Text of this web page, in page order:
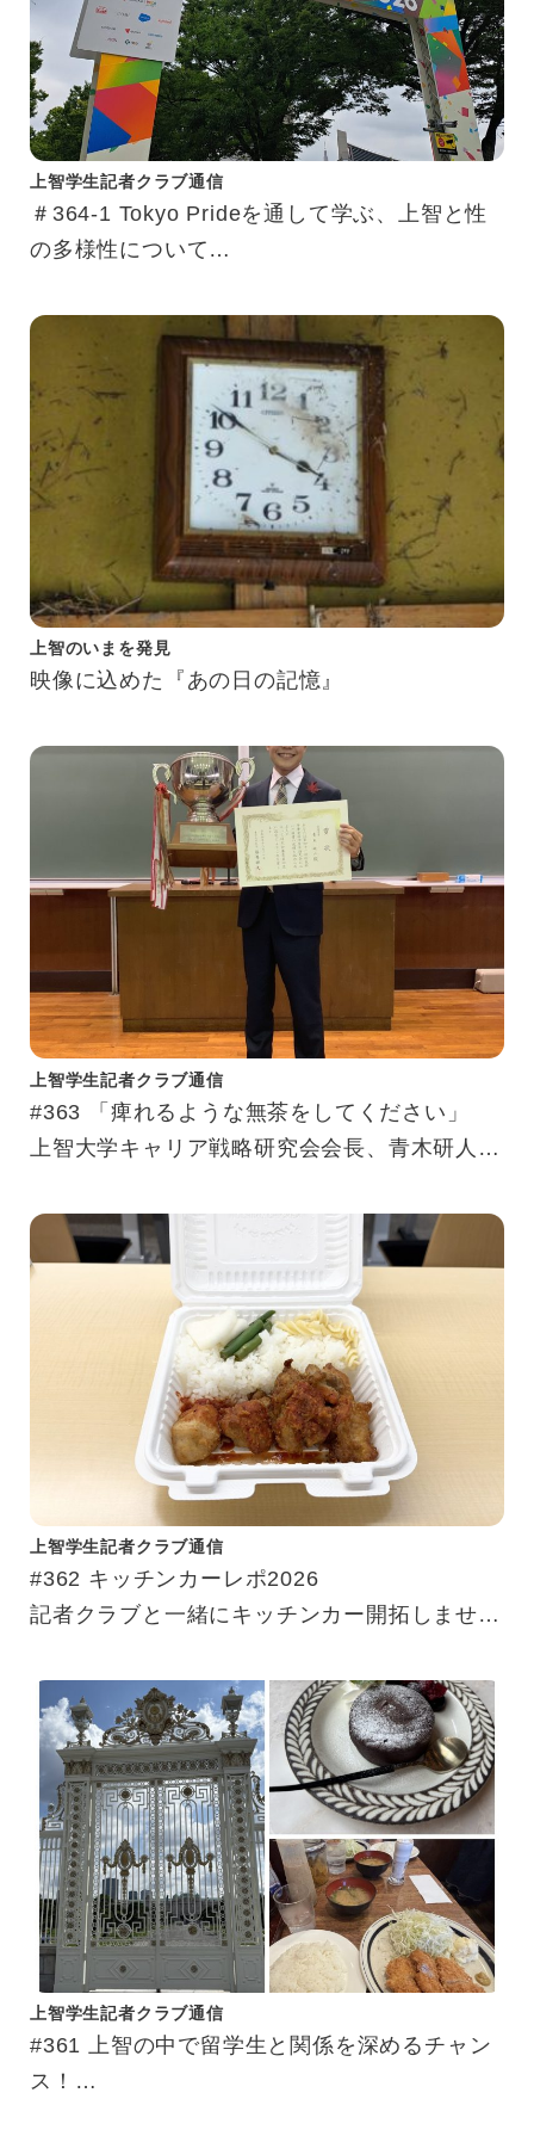
上智学生記者クラブ通信
＃364-1 Tokyo Prideを通して学ぶ、上智と性
の多様性について
上智のいまを発見
映像に込めた『あの日の記憶』
上智学生記者クラブ通信
#363 「痺れるような無茶をしてください」
上智大学キャリア戦略研究会会長、青木研人氏
上智学生記者クラブ通信
#362 キッチンカーレポ2026
記者クラブと一緒にキッチンカー開拓しません
上智学生記者クラブ通信
#361 上智の中で留学生と関係を深めるチャン
ス！